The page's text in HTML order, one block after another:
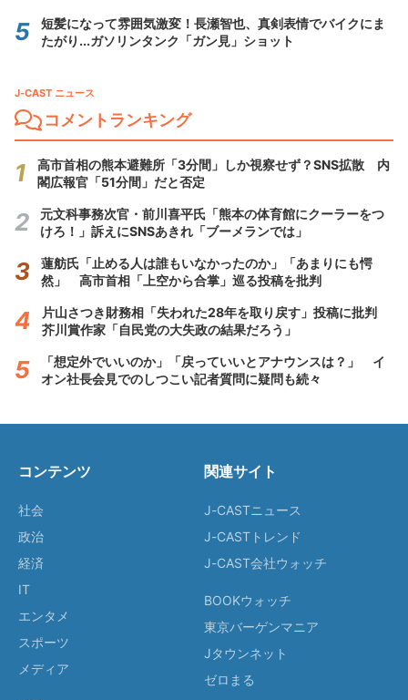
短髪になって雰囲気激変！長瀬智也、真剣表情でバイクにま
たがり...ガソリンタンク「ガン見」ショット
J-CAST ニュース
コメントランキング
高市首相の熊本避難所「3分間」しか視察せず？SNS拡散 内
閣広報官「51分間」だと否定
元文科事務次官・前川喜平氏「熊本の体育館にクーラーをつ
けろ！」訴えにSNSあきれ「ブーメランでは」
蓮舫氏「止める人は誰もいなかったのか」「あまりにも愕
然」 高市首相「上空から合掌」巡る投稿を批判
片山さつき財務相「失われた28年を取り戻す」投稿に批判
芥川賞作家「自民党の大失政の結果だろう」
「想定外でいいのか」「戻っていいとアナウンスは？」 イ
オン社長会見でのしつこい記者質問に疑問も続々
コンテンツ
社会
政治
経済
IT
エンタメ
スポーツ
メディア
関連サイト
J-CASTニュース
J-CASTトレンド
J-CAST会社ウォッチ
BOOKウォッチ
東京バーゲンマニア
Jタウンネット
ゼロまる